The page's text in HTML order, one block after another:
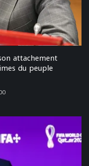
attachement
du peuple